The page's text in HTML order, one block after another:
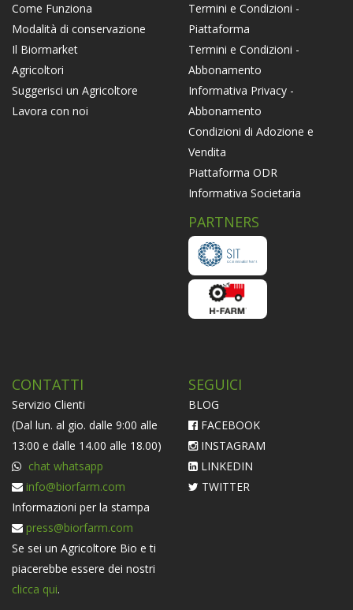
Come Funziona
Modalità di conservazione
Il Biormarket
Agricoltori
Suggerisci un Agricoltore
Lavora con noi
Termini e Condizioni -
Piattaforma
Termini e Condizioni -
Abbonamento
Informativa Privacy -
Abbonamento
Condizioni di Adozione e
Vendita
Piattaforma ODR
Informativa Societaria
PARTNERS
CONTATTI
Servizio Clienti
(Dal lun. al gio. dalle 9:00 alle
13:00 e dalle 14.00 alle 18.00)
chat whatsapp
info@biorfarm.com
Informazioni per la stampa
press@biorfarm.com
Se sei un Agricoltore Bio e ti
piacerebbe essere dei nostri
clicca qui.
SEGUICI
BLOG
FACEBOOK
INSTAGRAM
LINKEDIN
TWITTER